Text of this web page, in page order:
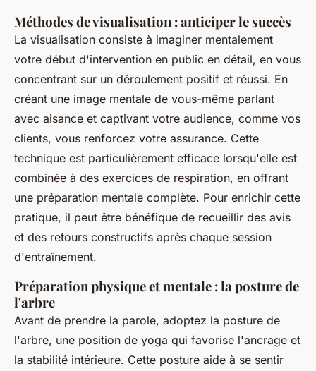
Méthodes de visualisation : anticiper le succès
La visualisation consiste à imaginer mentalement
votre début d'intervention en public en détail, en vous
concentrant sur un déroulement positif et réussi. En
créant une image mentale de vous-même parlant
avec aisance et captivant votre audience, comme vos
clients, vous renforcez votre assurance. Cette
technique est particulièrement efficace lorsqu'elle est
combinée à des exercices de respiration, en offrant
une préparation mentale complète. Pour enrichir cette
pratique, il peut être bénéfique de recueillir des avis
et des retours constructifs après chaque session
d'entraînement.
Préparation physique et mentale : la posture de
l'arbre
Avant de prendre la parole, adoptez la posture de
l'arbre, une position de yoga qui favorise l'ancrage et
la stabilité intérieure. Cette posture aide à se sentir